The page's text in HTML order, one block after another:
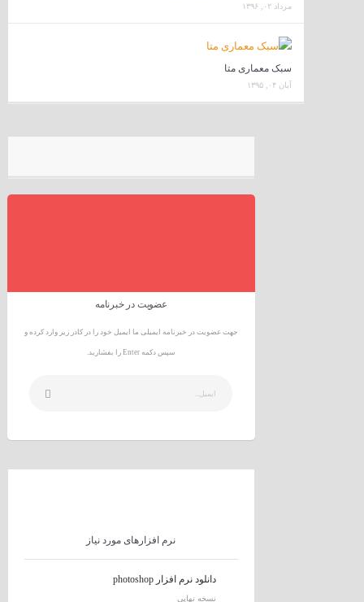
مرداد ۰۲, ۱۳۹۶
سبک معماری متا
آبان ۰۴, ۱۳۹۵
عضویت در خبرنامه
جهت عضویت در خبرنامه ایمیلی ما ایمیل خود را در کادر زیر وارد کرده و
سپس دکمه Enter را بفشارید.
نرم افزارهای مورد نیاز
دانلود نرم افزار photoshop
نسخه نهایی